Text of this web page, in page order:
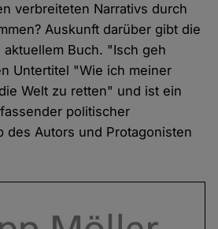
verbreiteten Narrativs durch
Auskunft darüber gibt die
Buch. "Isch geh
Untertitel "Wie ich meiner
Welt zu retten" und ist ein
politischer
des Autors und Protagonisten